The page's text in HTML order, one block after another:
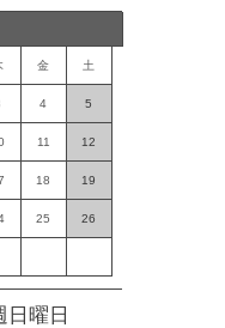
金 土
4 5
11 12
18 19
25 26
日曜日